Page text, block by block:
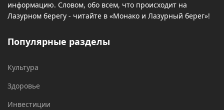
информацию. Словом, обо всем, что происходит на
Лазурном берегу - читайте в «Монако и Лазурный берег»!
Популярные разделы
Культура
Здоровье
Инвестиции